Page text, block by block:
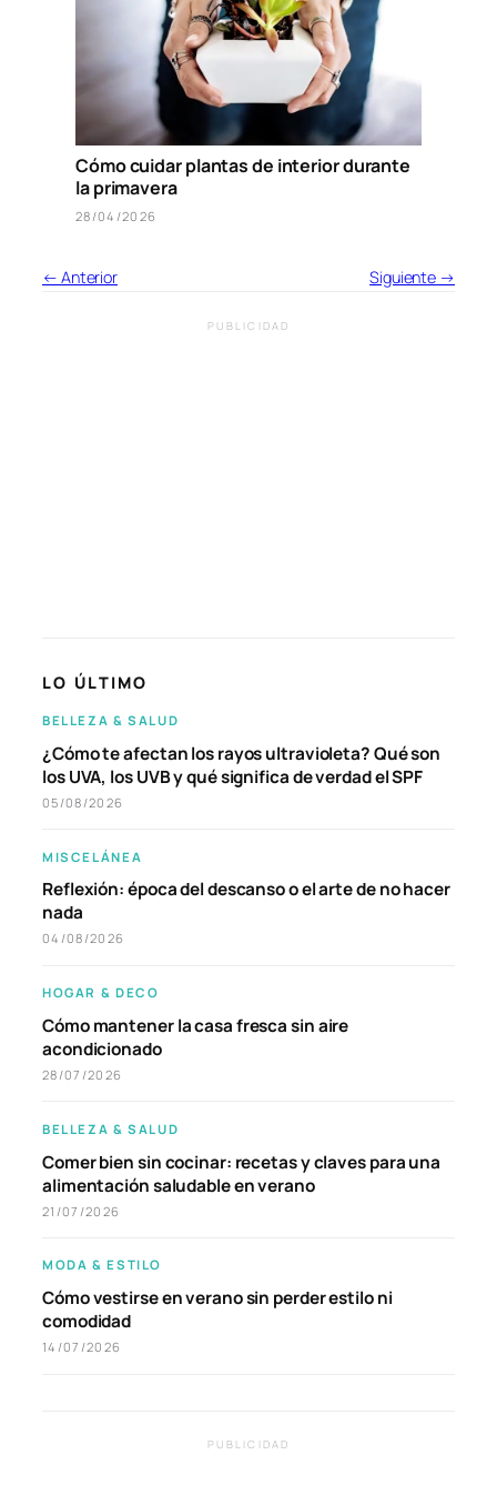
Cómo cuidar plantas de interior durante
la primavera
28/04/2026
← Anterior Siguiente →
PUBLICIDAD
LO ÚLTIMO
BELLEZA & SALUD
¿Cómo te afectan los rayos ultravioleta? Qué son
los UVA, los UVB y qué significa de verdad el SPF
05/08/2026
MISCELÁNEA
Reflexión: época del descanso o el arte de no hacer
nada
04/08/2026
HOGAR & DECO
Cómo mantener la casa fresca sin aire
acondicionado
28/07/2026
BELLEZA & SALUD
Comer bien sin cocinar: recetas y claves para una
alimentación saludable en verano
21/07/2026
MODA & ESTILO
Cómo vestirse en verano sin perder estilo ni
comodidad
14/07/2026
PUBLICIDAD